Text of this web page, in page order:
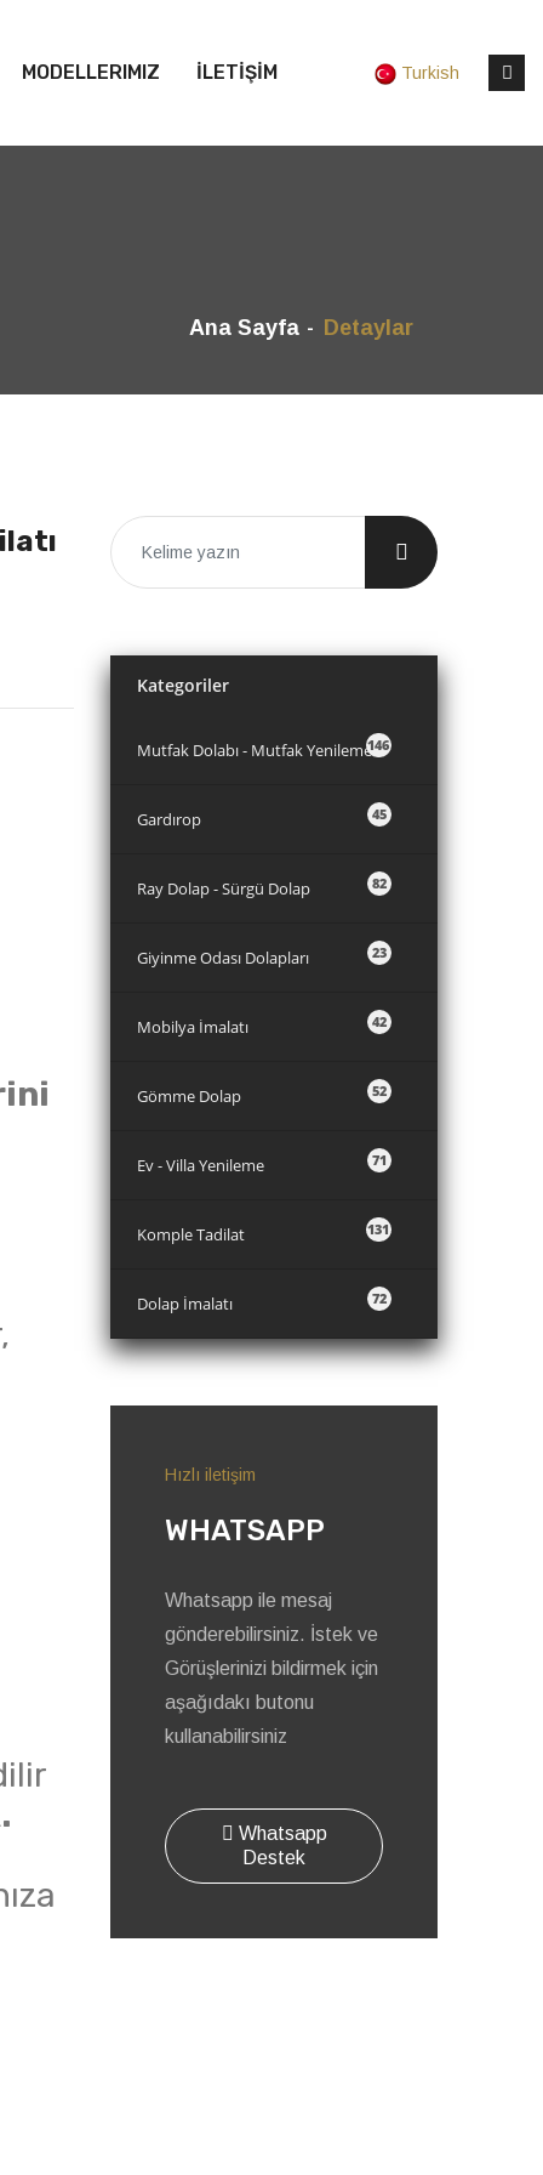
MODELLERIMIZ İLETİŞİM Turkish
Ana Sayfa Detaylar
Kategoriler
146
Mutfak Dolabı - Mutfak Yenileme
45
Gardırop
82
Ray Dolap - Sürgü Dolap
23
Giyinme Odası Dolapları
42
Mobilya İmalatı
52
Gömme Dolap
71
Ev - Villa Yenileme
131
Komple Tadilat
72
Dolap İmalatı
Hızlı iletişim
WHATSAPP
Whatsapp ile mesaj
gönderebilirsiniz. İstek ve
Görüşlerinizi bildirmek için
aşağıdakı butonu
kullanabilirsiniz
Whatsapp
Destek